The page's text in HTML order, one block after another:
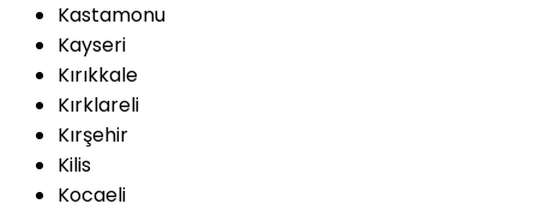
Kastamonu
Kayseri
Kırıkkale
Kırklareli
Kırşehir
Kilis
Kocaeli